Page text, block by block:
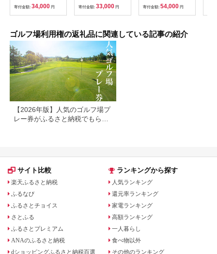
寄付金額: 34,000 円
ゴルフ チケット 商品
券 ゴルフ券 スポーツ
ラウンド 券 福岡県 小
寄付金額: 33,000 円
プレー 都心から1時間
利用券 ゴルフ場 チケ
ット 茨城 ゴルフ 予約
立地 ゴルフラウンド
アウトドア スポーツ
寄付金額: 54,000 円
ゴルフ場利用権の返礼品に関連している記事の紹介
【2026年版】人気のゴルフ場プ
レー券がふるさと納税でもらえ
サイト比較
楽天ふるさと納税
ふるなび
ふるさとチョイス
さとふる
ふるさとプレミアム
ANAのふるさと納税
dショッピングふるさと納税百選
ランキングから探す
人気ランキング
還元率ランキング
家電ランキング
高額ランキング
一人暮らし
食べ物以外
その他のランキング